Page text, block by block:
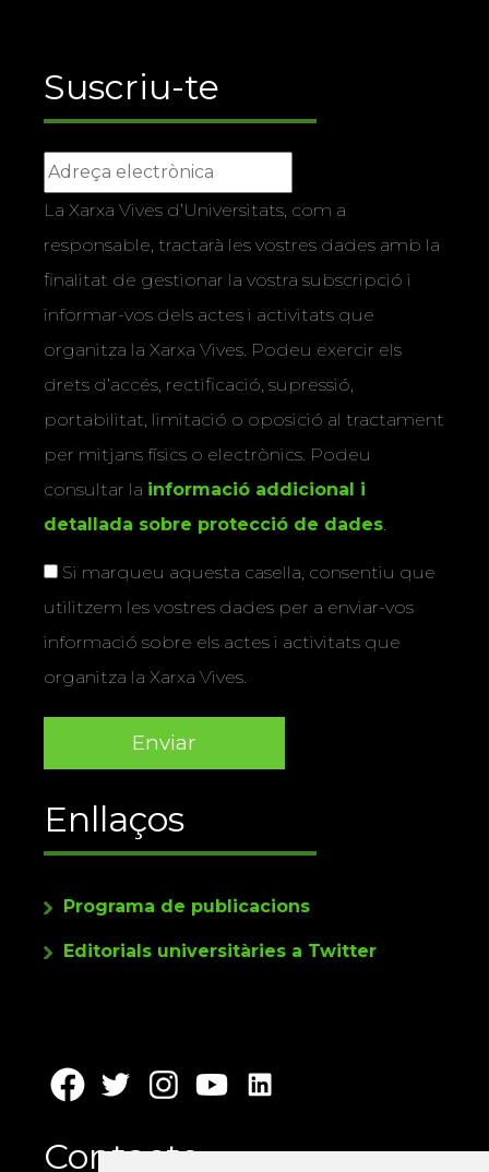
Suscriu-te
La Xarxa Vives d’Universitats, com a
responsable, tractarà les vostres dades amb la
finalitat de gestionar la vostra subscripció i
informar-vos dels actes i activitats que
organitza la Xarxa Vives. Podeu exercir els
drets d’accés, rectificació, supressió,
portabilitat, limitació o oposició al tractament
per mitjans físics o electrònics. Podeu
consultar la informació addicional i
detallada sobre protecció de dades.
Si marqueu aquesta casella, consentiu que
utilitzem les vostres dades per a enviar-vos
informació sobre els actes i activitats que
organitza la Xarxa Vives.
Enllaços
Programa de publicacions
Editorials universitàries a Twitter
Contacte